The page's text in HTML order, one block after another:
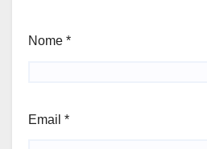
Nome *
Email *